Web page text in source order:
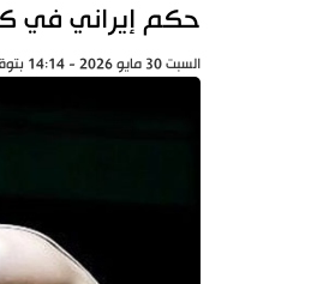
حكم إيراني في
السبت 30 مايو 2026 - 14:14 بتوقيت طهران